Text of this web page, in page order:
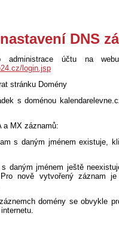
DNS
účtu na
login.jsp
stránku Domény
s doménou
a MX záznamů:
s daným jménem existuje,
jménem ještě
nově vytvořený záznam
domény se obvykle